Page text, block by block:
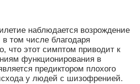
наблюдается возрождение
том числе благодаря
что этот симптом приводит к
функционирования в
предиктором плохого
у людей с шизофренией.